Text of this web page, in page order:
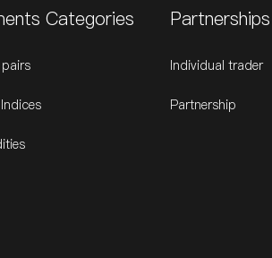
Categories Partnerships
Individual trader
Partnership